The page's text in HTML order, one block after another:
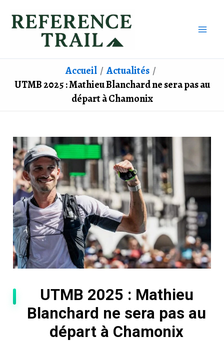
Accueil
Actualités
UTMB 2025 : Mathieu Blanchard ne sera pas au
départ à Chamonix
UTMB 2025 : Mathieu
Blanchard ne sera pas au
départ à Chamonix